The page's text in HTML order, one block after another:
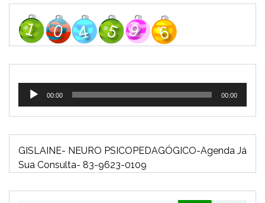
Tocador
áudio
00:00 00:00
GISLAINE- NEURO PSICOPEDAGÓGICO-Agenda Já
Sua Consulta- 83-9623-0109